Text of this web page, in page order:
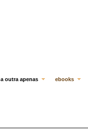
a outra apenas ebooks